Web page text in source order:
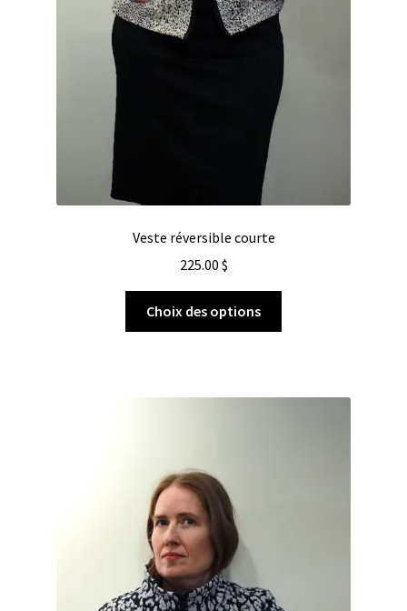
Veste réversible courte
225.00 $
Choix des options